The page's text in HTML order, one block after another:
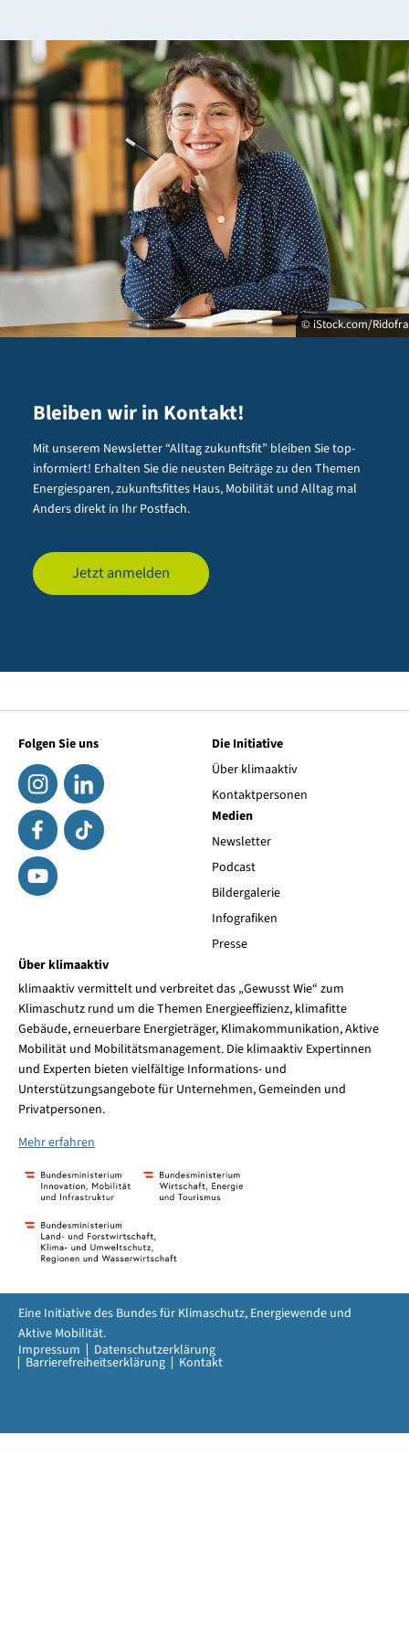
© iStock.com/
Bleiben wir in Kontakt!
Mit unserem Newsletter “Alltag zukunftsfit” bleiben Sie top-
informiert! Erhalten Sie die neusten Beiträge zu den Themen
Energiesparen, zukunftsfittes Haus, Mobilität und Alltag mal
Anders direkt in Ihr Postfach.
Jetzt anmelden
Folgen Sie uns
Die Initiative
Über klimaaktiv
Kontaktpersonen
Medien
Newsletter
Podcast
Bildergalerie
Infografiken
Presse
Über klimaaktiv
klimaaktiv vermittelt und verbreitet das „Gewusst Wie“ zum
Klimaschutz rund um die Themen Energieeffizienz, klimafitte
Gebäude, erneuerbare Energieträger, Klimakommunikation, Aktive
Mobilität und Mobilitätsmanagement. Die klimaaktiv Expertinnen
und Experten bieten vielfältige Informations- und
Unterstützungsangebote für Unternehmen, Gemeinden und
Privatpersonen.
Mehr erfahren
Impressum Datenschutzerklärung
Barrierefreiheitserklärung Kontakt
Eine Initiative des Bundes für Klimaschutz, Energiewende und
Aktive Mobilität.